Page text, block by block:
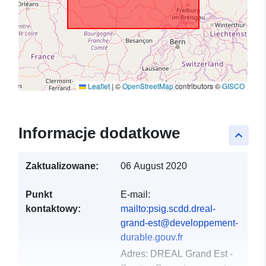
Leaflet |©OpenStreetMapcontributors ©GISCO
keyboard_arrow_up
Informacje dodatkowe
Zaktualizowane: 06 August 2020
Punkt
kontaktowy:
E-mail:
mailto:psig.scdd.dreal-
grand-est@developpement-
durable.gouv.fr
Adres: DREAL Grand Est -